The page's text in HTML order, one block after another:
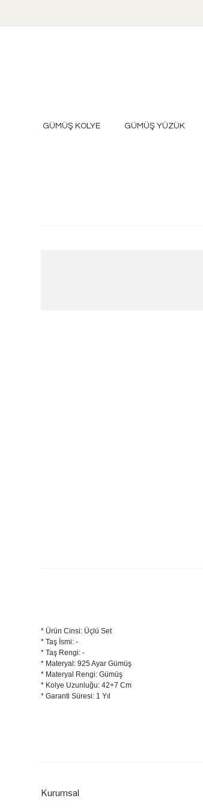
GÜMÜŞ KOLYE GÜMÜŞ YÜZÜK
* Ürün Cinsi: Üçlü Set
* Taş İsmi: -
* Taş Rengi: -
* Materyal: 925 Ayar Gümüş
* Materyal Rengi: Gümüş
* Kolye Uzunluğu: 42+7 Cm
* Garanti Süresi: 1 Yıl
Ürün bilgilerinde hatalar bulunuyor.
Kurumsal